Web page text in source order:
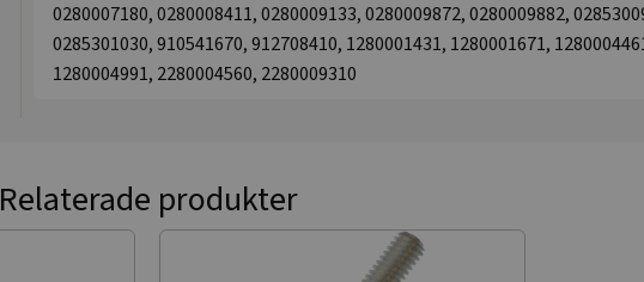
0280007180, 0280008411, 0280009133, 0280009872, 0280009882,
0285301030, 910541670, 912708410, 1280001431, 1280001671,
1280004991, 2280004560, 2280009310
Relaterade produkter